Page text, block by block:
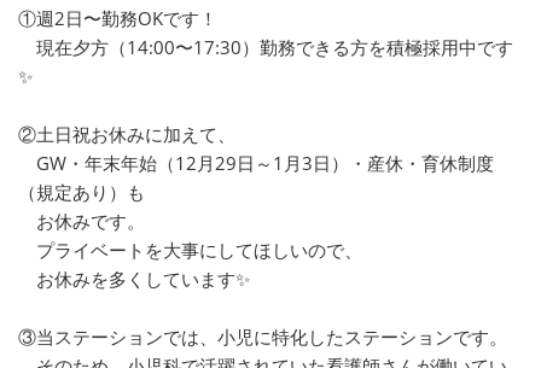
①週2日〜勤務OKです！
現在夕方（14:00〜17:30）勤務できる方を積極採用中です
✨
②土日祝お休みに加えて、
GW・年末年始（12月29日～1月3日）・産休・育休制度
（規定あり）も
お休みです。
プライベートを大事にしてほしいので、
お休みを多くしています✨
③当ステーションでは、小児に特化したステーションです。